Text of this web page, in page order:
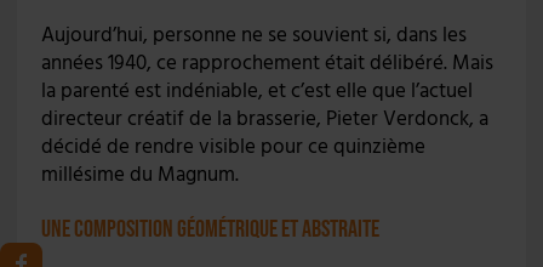
Aujourd’hui, personne ne se souvient si, dans les
années 1940, ce rapprochement était délibéré. Mais
la parenté est indéniable, et c’est elle que l’actuel
directeur créatif de la brasserie, Pieter Verdonck, a
décidé de rendre visible pour ce quinzième
millésime du Magnum.
Une composition géométrique et abstraite